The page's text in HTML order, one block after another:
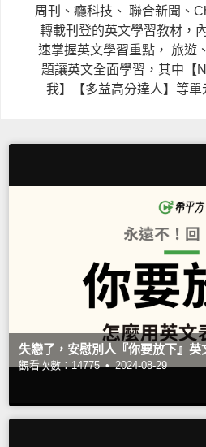
周刊、癮科技、 聯合新聞、
轉載刊登的英文學習教材，
速掌握英文學習重點， 旅遊
題讓英文全面學習，其中【
我】【多益高分達人】等單
失戀了，安慰別人『你要放下』英
觀看次數：14775 • 2024-08-29